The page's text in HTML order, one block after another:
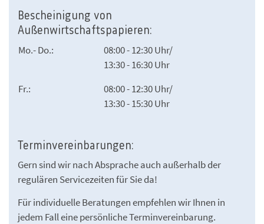
Bescheinigung von
Außenwirtschaftspapieren:
Mo.- Do.:
08:00 - 12:30 Uhr/
13:30 - 16:30 Uhr
Fr.:
08:00 - 12:30 Uhr/
13:30 - 15:30 Uhr
Terminvereinbarungen:
Gern sind wir nach Absprache auch außerhalb der
regulären Servicezeiten für Sie da!
Für individuelle Beratungen empfehlen wir Ihnen in
jedem Fall eine persönliche Terminvereinbarung.